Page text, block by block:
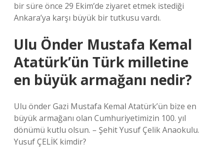
bir süre önce 29 Ekim’de ziyaret etmek istediği
Ankara’ya karşı büyük bir tutkusu vardı.
Ulu Önder Mustafa Kemal
Atatürk’ün Türk milletine
en büyük armağanı nedir?
Ulu önder Gazi Mustafa Kemal Atatürk’ün bize en
büyük armağanı olan Cumhuriyetimizin 100. yıl
dönümü kutlu olsun. – Şehit Yusuf Çelik Anaokulu.
Yusuf ÇELİK kimdir?